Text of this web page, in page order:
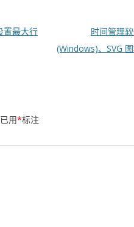
置最大行
时间管理
(Windows)、SVG
用*标注